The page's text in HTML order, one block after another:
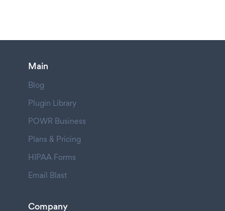
Main
Blog
Plugin Library
POWR Business
Plans & Pricing
HIPAA Forms
Email Blast
Company